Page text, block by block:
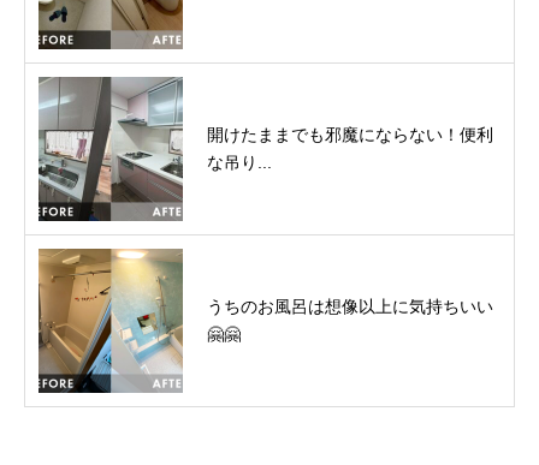
開けたままでも邪魔にならない！便利
な吊り...
うちのお風呂は想像以上に気持ちいい
🤗🤗